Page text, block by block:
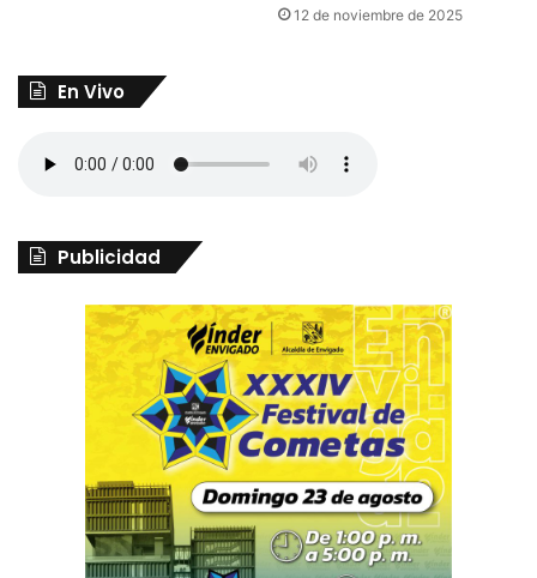
12 de noviembre de 2025
En Vivo
Publicidad